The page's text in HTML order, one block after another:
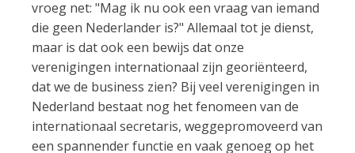
vroeg net: "Mag ik nu ook een vraag van iemand
die geen Nederlander is?" Allemaal tot je dienst,
maar is dat ook een bewijs dat onze
verenigingen internationaal zijn georiënteerd,
dat we de business zien? Bij veel verenigingen in
Nederland bestaat nog het fenomeen van de
internationaal secretaris, weggepromoveerd van
een spannender functie en vaak genoeg op het